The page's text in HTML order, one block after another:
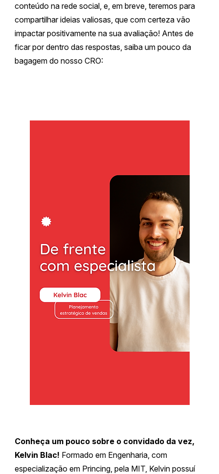
conteúdo na rede social, e, em breve, teremos para
compartilhar ideias valiosas, que com certeza vão
impactar positivamente na sua avaliação! Antes de
ficar por dentro das respostas, saiba um pouco da
bagagem do nosso CRO:
Conheça um pouco sobre o convidado da vez,
Kelvin Blac! Formado em Engenharia, com
especialização em Princing, pela MIT, Kelvin possuí